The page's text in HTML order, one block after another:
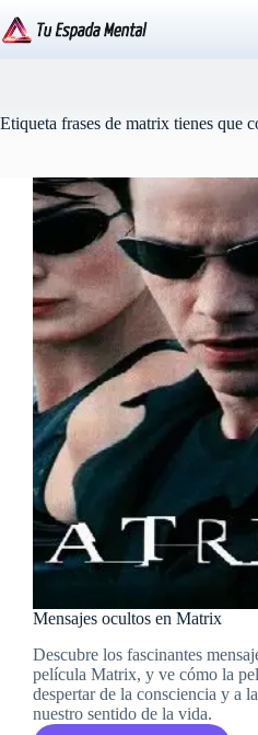
al
contenido
Etiqueta frases de matrix tienes que
Mensajes ocultos en Matrix
Descubre los fascinantes
película Matrix, y ve cómo la
despertar de la consciencia y a
nuestro sentido de la vida.